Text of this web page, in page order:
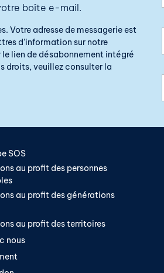
boîte e-mail.
Votre adresse de messagerie est
d’information sur notre
lien de désabonnement intégré
droits, veuillez consulter la
SOS
au profit des personnes
au profit des générations
au profit des territoires
nous